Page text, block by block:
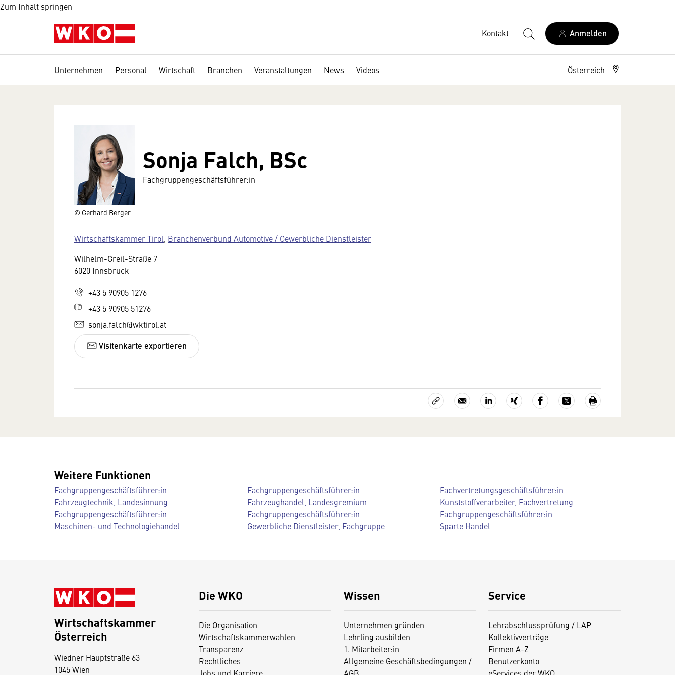
Zum Inhalt springen
Kontakt Anmelden
Unternehmen Personal Wirtschaft Branchen Veranstaltungen News Videos Österreich
© Gerhard Berger
Sonja Falch, BSc
Fachgruppengeschäftsführer:in
Wirtschaftskammer Tirol Branchenverbund Automotive / Gewerbliche Dienstleister
Wilhelm-Greil-Straße 7
6020 Innsbruck
+43 5 90905 1276
+43 5 90905 51276
sonja.falch@wktirol.at
Visitenkarte exportieren
Weitere Funktionen
Fachgruppengeschäftsführer:in
Fahrzeugtechnik, Landesinnung
Fachgruppengeschäftsführer:in
Fahrzeughandel, Landesgremium
Fachvertretungsgeschäftsführer:in
Kunststoffverarbeiter, Fachvertretung
Fachgruppengeschäftsführer:in
Maschinen- und Technologiehandel
Fachgruppengeschäftsführer:in
Gewerbliche Dienstleister, Fachgruppe
Fachgruppengeschäftsführer:in
Sparte Handel
Die WKO
Die Organisation
Wirtschaftskammerwahlen
Transparenz
Rechtliches
Wissen
Unternehmen gründen
Lehrling ausbilden
1. Mitarbeiter:in
Allgemeine Geschäftsbedingungen /
Service
Lehrabschlussprüfung / LAP
Kollektivverträge
Firmen A-Z
Benutzerkonto
Wirtschaftskammer
Österreich
Wiedner Hauptstraße 63
1045 Wien